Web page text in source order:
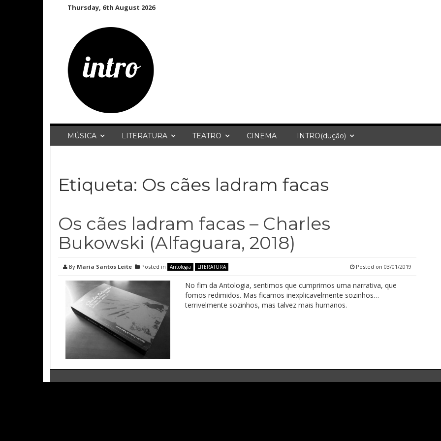
Thursday, 6th August 2026
MÚSICA LITERATURA TEATRO CINEMA INTRO(dução)
Etiqueta: Os cães ladram facas
Os cães ladram facas – Charles
Bukowski (Alfaguara, 2018)
By Maria Santos Leite Posted in Antologia LITERATURA Posted on 03/01/2019
No fim da Antologia, sentimos que cumprimos uma narrativa, que
fomos redimidos. Mas ficamos inexplicavelmente sozinhos…
terrivelmente sozinhos, mas talvez mais humanos.